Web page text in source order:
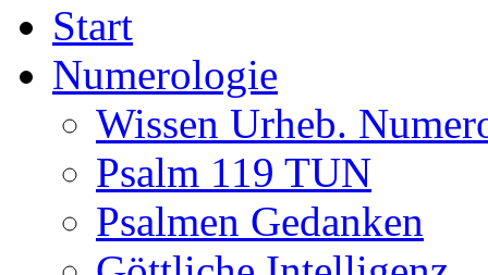
Start
Numerologie
Wissen Urheb.
Psalm 119 TUN
Psalmen Gedanken